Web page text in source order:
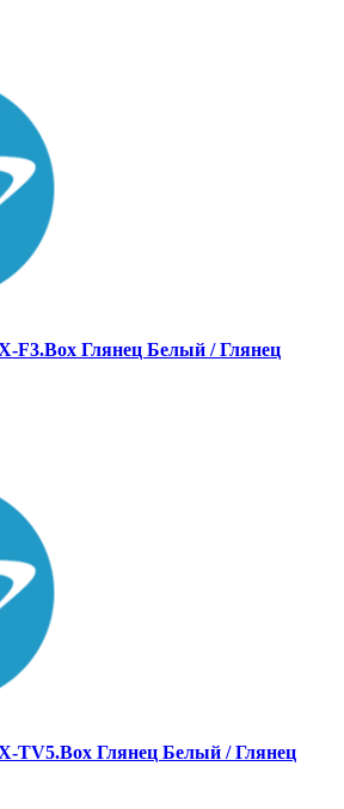
F3.Box Глянец Белый / Глянец
TV5.Box Глянец Белый / Глянец